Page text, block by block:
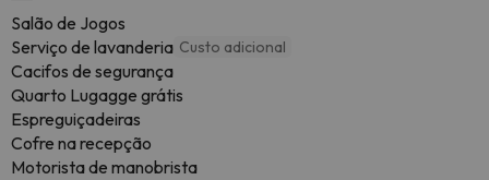
Salão de Jogos
Serviço de lavanderia Custo adicional
Cacifos de segurança
Quarto Lugagge grátis
Espreguiçadeiras
Cofre na recepção
Motorista de manobrista